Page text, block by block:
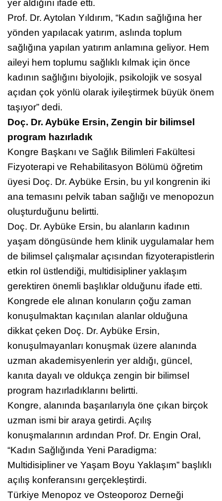
geri planda bırakılan sağlık problemleri arasında
yer aldığını ifade etti.
Prof. Dr. Aytolan Yıldırım, “Kadın sağlığına her
yönden yapılacak yatırım, aslında toplum
sağlığına yapılan yatırım anlamına geliyor. Hem
aileyi hem toplumu sağlıklı kılmak için önce
kadının sağlığını biyolojik, psikolojik ve sosyal
açıdan çok yönlü olarak iyileştirmek büyük önem
taşıyor” dedi.
Doç. Dr. Aybüke Ersin, Zengin bir bilimsel
program hazırladık
Kongre Başkanı ve Sağlık Bilimleri Fakültesi
Fizyoterapi ve Rehabilitasyon Bölümü öğretim
üyesi Doç. Dr. Aybüke Ersin, bu yıl kongrenin iki
ana temasını pelvik taban sağlığı ve menopozun
oluşturduğunu belirtti.
Doç. Dr. Aybüke Ersin, bu alanların kadının
yaşam döngüsünde hem klinik uygulamalar hem
de bilimsel çalışmalar açısından fizyoterapistlerin
etkin rol üstlendiği, multidisipliner yaklaşım
gerektiren önemli başlıklar olduğunu ifade etti.
Kongrede ele alınan konuların çoğu zaman
konuşulmaktan kaçınılan alanlar olduğuna
dikkat çeken Doç. Dr. Aybüke Ersin,
konuşulmayanları konuşmak üzere alanında
uzman akademisyenlerin yer aldığı, güncel,
kanıta dayalı ve oldukça zengin bir bilimsel
program hazırladıklarını belirtti.
Kongre, alanında başarılarıyla öne çıkan birçok
uzman ismi bir araya getirdi. Açılış
konuşmalarının ardından Prof. Dr. Engin Oral,
“Kadın Sağlığında Yeni Paradigma:
Multidisipliner ve Yaşam Boyu Yaklaşım” başlıklı
açılış konferansını gerçekleştirdi.